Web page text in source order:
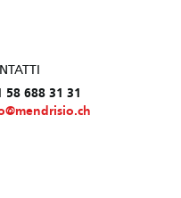
58 688 31 31